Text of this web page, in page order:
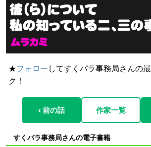
★フォロー してすくパラ事務局さんの
ク！
‹ 前の話 作家一覧
すくパラ事務局さんの電子書籍